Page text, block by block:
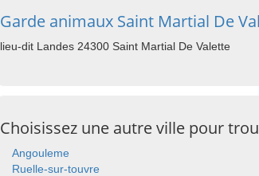
Garde animaux Saint Martial De
lieu-dit Landes 24300 Saint Martial De Valette
Choisissez une autre ville pour
Angouleme
Ruelle-sur-touvre